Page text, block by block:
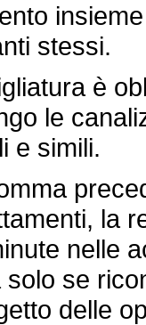
stessi.
è
le
e simili.
la
nelle
se
delle